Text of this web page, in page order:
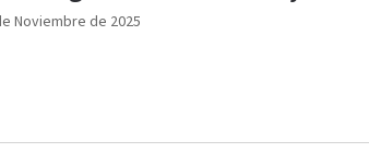
Noviembre de 2025